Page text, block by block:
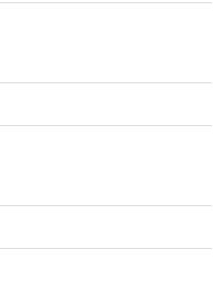
al mantenimento
per la gestione